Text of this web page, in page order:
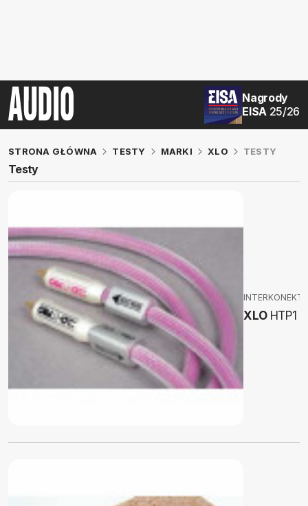
Nagrody
EISA 25/26
STRONA GŁÓWNA TESTY MARKI XLO TESTY
Testy
INTERKONEKTY
XLO HTP1